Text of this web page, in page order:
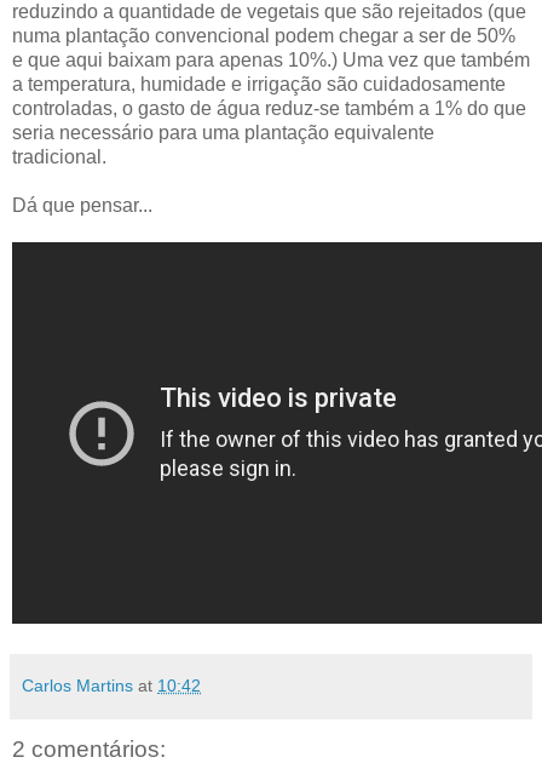
reduzindo a quantidade de vegetais que são rejeitados (que
numa plantação convencional podem chegar a ser de 50%
e que aqui baixam para apenas 10%.) Uma vez que também
a temperatura, humidade e irrigação são cuidadosamente
controladas, o gasto de água reduz-se também a 1% do que
seria necessário para uma plantação equivalente
tradicional.
Dá que pensar...
Carlos Martins at 10:42
2 comentários: